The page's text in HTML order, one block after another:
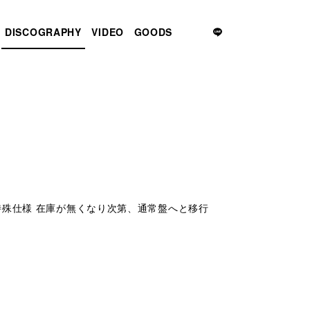
DISCOGRAPHY VIDEO GOODS
仕様 在庫が無くなり次第、通常盤へと移行